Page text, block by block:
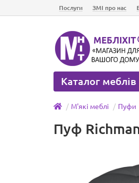
Послуги ЗМІ про нас
Каталог меблів
М'які меблі Пуфи
Пуф